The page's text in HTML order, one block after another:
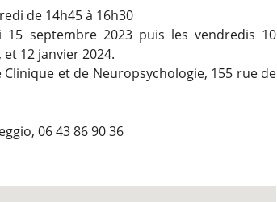
de 14h45 à 16h30
septembre 2023 puis les vendredis 10
12 janvier 2024.
Clinique et de Neuropsychologie, 155 rue de
06 43 86 90 36